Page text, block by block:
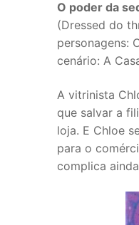
O poder da
(Dressed do
personagens:
cenário: A
A vitrinista
que salvar a
loja. E Chloe
para o
complica